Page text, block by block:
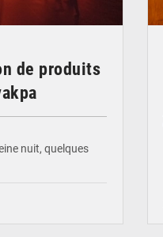
de produits
nuit, quelques